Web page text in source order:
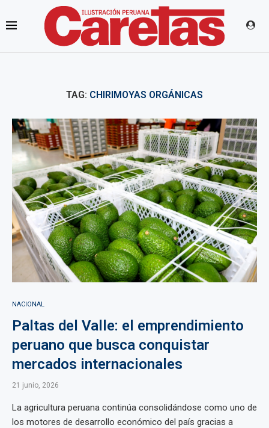
TAG: CHIRIMOYAS ORGÁNICAS
NACIONAL
Paltas del Valle: el emprendimiento
peruano que busca conquistar
mercados internacionales
21 junio, 2026
La agricultura peruana continúa consolidándose como uno de
los motores de desarrollo económico del país gracias a